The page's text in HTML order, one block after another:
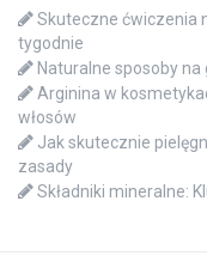
Skuteczne ćwiczenia
tygodnie
Naturalne sposoby
Arginina w
włosów
Jak skutecznie
zasady
Składniki mineralne: